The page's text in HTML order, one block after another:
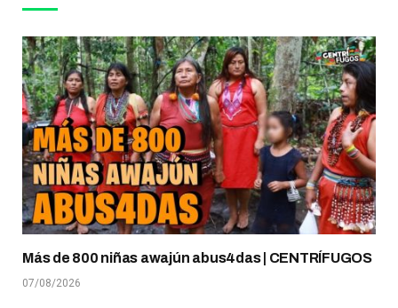
Más de 800 niñas awajún abus4das | CENTRÍFUGOS
07/08/2026